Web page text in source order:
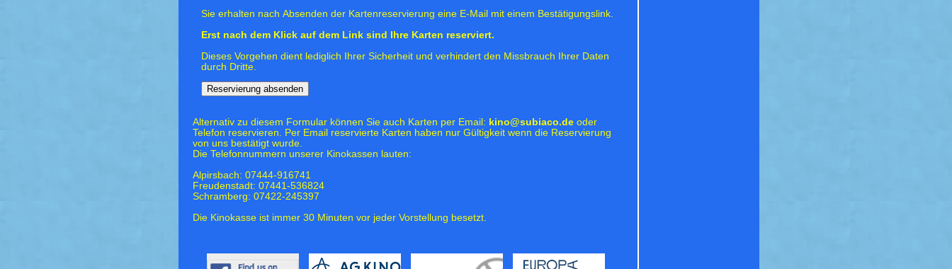
Sie erhalten nach Absenden der Kartenreservierung eine E-Mail mit einem Bestätigungslink.
Erst nach dem Klick auf dem Link sind Ihre Karten reserviert.
Dieses Vorgehen dient lediglich Ihrer Sicherheit und verhindert den Missbrauch Ihrer Daten
durch Dritte.
Alternativ zu diesem Formular können Sie auch Karten per Email: kino@subiaco.de oder
Telefon reservieren. Per Email reservierte Karten haben nur Gültigkeit wenn die Reservierung
von uns bestätigt wurde.
Die Telefonnummern unserer Kinokassen lauten:
Alpirsbach: 07444-916741
Freudenstadt: 07441-536824
Schramberg: 07422-245397
Die Kinokasse ist immer 30 Minuten vor jeder Vorstellung besetzt.